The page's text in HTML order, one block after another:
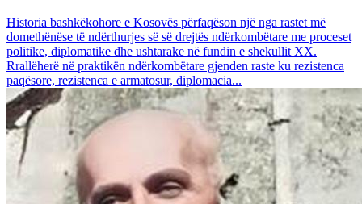
Historia bashkëkohore e Kosovës përfaqëson një nga rastet më
domethënëse të ndërthurjes së së drejtës ndërkombëtare me proceset
politike, diplomatike dhe ushtarake në fundin e shekullit XX.
Rrallëherë në praktikën ndërkombëtare gjenden raste ku rezistenca
paqësore, rezistenca e armatosur, diplomacia...